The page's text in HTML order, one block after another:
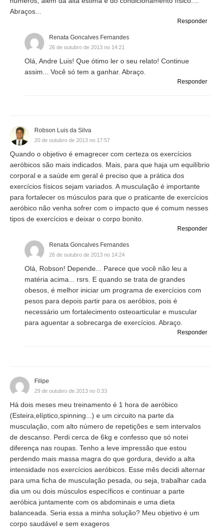
Abraços...
Responder
Renata Goncalves Fernandes
26 de outubro de 2013 no 14:21
Olá, Andre Luis! Que ótimo ler o seu relato! Continue
assim... Você só tem a ganhar. Abraço.
Responder
Robson Luis da Silva
20 de outubro de 2013 no 17:57
Quando o objetivo é emagrecer com certeza os exercícios
aeróbicos são mais indicados. Mais, para que haja um equilíbrio
corporal e a saúde em geral é preciso que a prática dos
exercícios físicos sejam variados. A musculação é importante
para fortalecer os músculos para que o praticante de exercícios
aeróbico não venha sofrer com o impacto que é comum nesses
tipos de exercícios e deixar o corpo bonito.
Responder
Renata Goncalves Fernandes
26 de outubro de 2013 no 14:24
Olá, Robson! Depende... Parece que você não leu a
matéria acima... rsrs. E quando se trata de grandes
obesos, é melhor iniciar um programa de exercícios com
pesos para depois partir para os aeróbios, pois é
necessário um fortalecimento osteoarticular e muscular
para aguentar a sobrecarga de exercícios. Abraço.
Responder
Filipe
29 de outubro de 2013 no 0:33
Há dois meses meu treinamento é 1 hora de aeróbico
(Esteira,elíptico,spinning...) e um circuito na parte da
musculação, com alto número de repetições e sem intervalos
de descanso. Perdi cerca de 6kg e confesso que só notei
diferença nas roupas. Tenho a leve impressão que estou
perdendo mais massa magra do que gordura, devido a alta
intensidade nos exercícios aeróbicos. Esse mês decidi alternar
para uma ficha de musculação pesada, ou seja, trabalhar cada
dia um ou dois músculos específicos e continuar a parte
aeróbica juntamente com os abdominais e uma dieta
balanceada. Seria essa a minha solução? Meu objetivo é um
corpo saudável e sem exageros